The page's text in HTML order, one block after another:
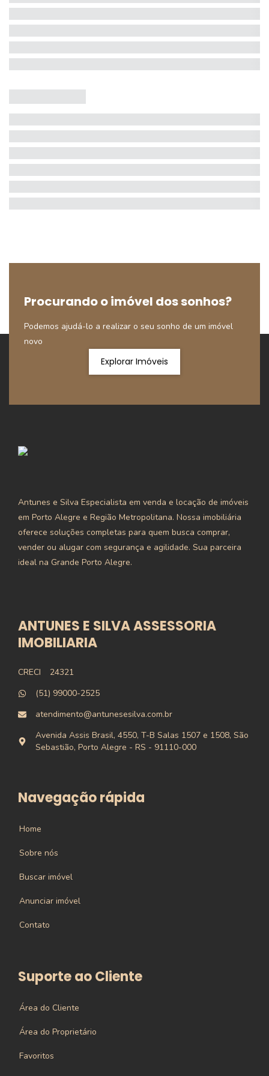
Procurando o imóvel dos sonhos?
Podemos ajudá-lo a realizar o seu sonho de um imóvel
novo
Explorar Imóveis
Antunes e Silva Especialista em venda e locação de imóveis
em Porto Alegre e Região Metropolitana. Nossa imobiliária
oferece soluções completas para quem busca comprar,
vender ou alugar com segurança e agilidade. Sua parceira
ideal na Grande Porto Alegre.
ANTUNES E SILVA ASSESSORIA
IMOBILIARIA
CRECI
24321
(51) 99000-2525
atendimento@antunesesilva.com.br
Avenida Assis Brasil, 4550, T-B Salas 1507 e 1508, São
Sebastião, Porto Alegre - RS - 91110-000
Navegação rápida
Home
Sobre nós
Buscar imóvel
Anunciar imóvel
Contato
Suporte ao Cliente
Área do Cliente
Área do Proprietário
Favoritos